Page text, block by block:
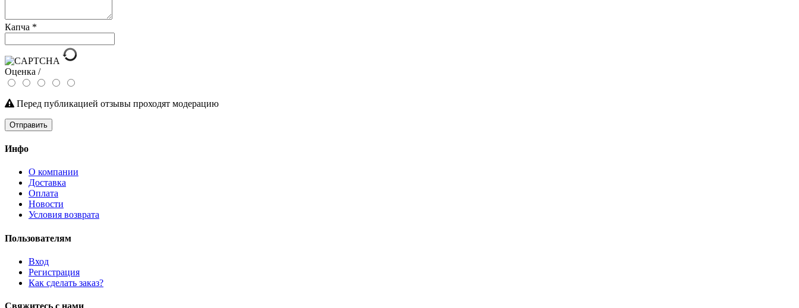
Капча *
Оценка /
Перед публикацией отзывы проходят модерацию
Отправить
Инфо
О компании
Доставка
Оплата
Новости
Условия возврата
Пользователям
Вход
Регистрация
Как сделать заказ?